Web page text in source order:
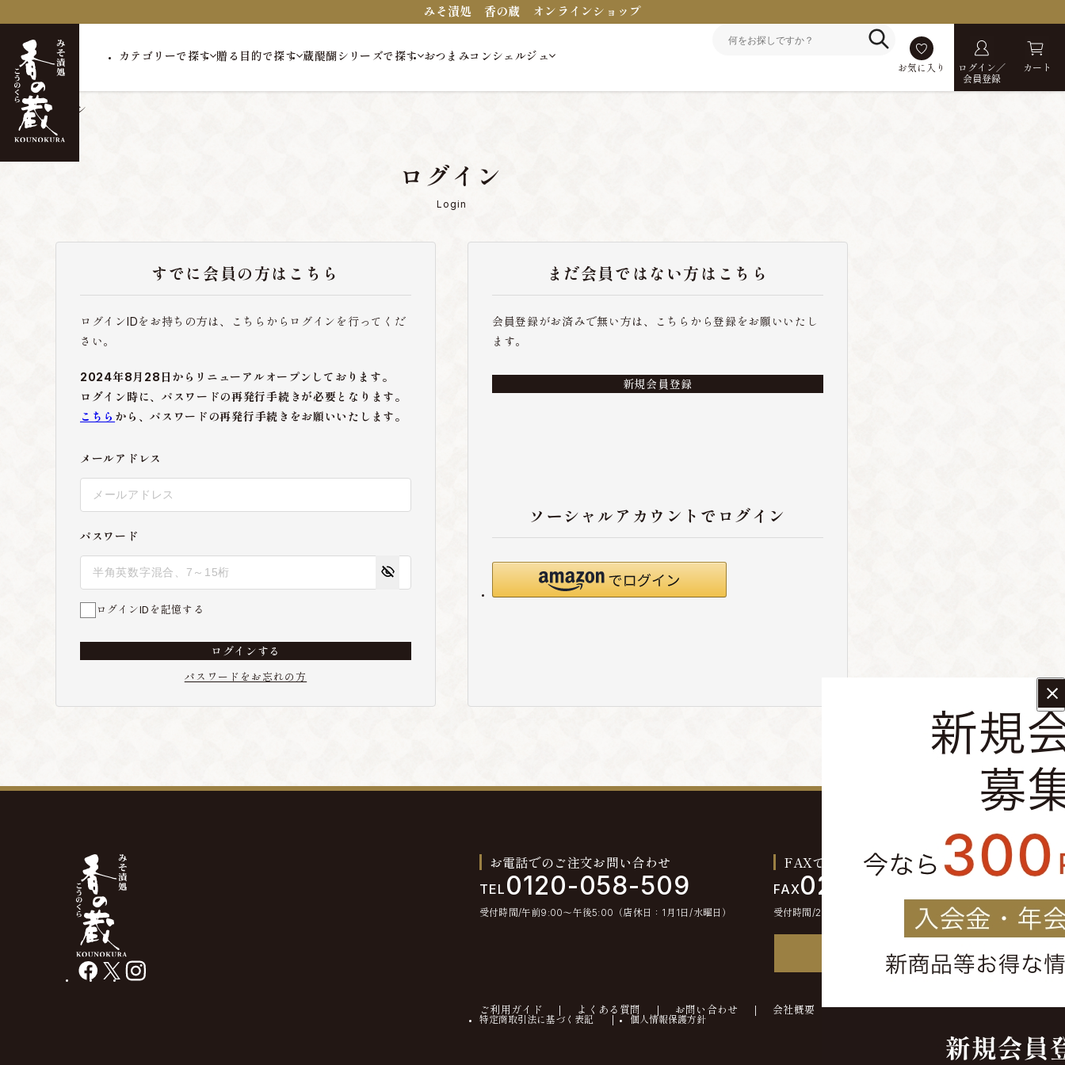
みそ漬処 香の蔵 オンラインショップ
カテゴリーで探す 贈る目的で探す 蔵醍醐シリーズで探す おつまみコンシェルジュ
お気に入り
ログイン／
会員登録
カート
トップ ログイン
ログイン
Login
すでに会員の方はこちら
ログインIDをお持ちの方は、こちらからログインを行ってくだ
さい。
2024年8月28日からリニューアルオープンしております。
ログイン時に、パスワードの再発行手続きが必要となります。
こちら から、パスワードの再発行手続きをお願いいたします。
メールアドレス
パスワード
ログインIDを記憶する
ログインする
パスワードをお忘れの方
まだ会員ではない方はこちら
会員登録がお済みで無い方は、こちらから登録をお願いいたし
ます。
新規会員登録
ソーシャルアカウントでログイン
facebook
X instagram
お電話でのご注文お問い合わせ
TEL 0120-058-509
受付時間/午前9:00〜午後5:00（店休日：1月1日/水曜日）
FAXでのご注文お問い合わせ
FAX0244-46-2355
受付時間/24時間受付
ご利用ガイド よくある質問 お問い合わせ 会社概要
特定商取引法に基づく表記 個人情報保護方針